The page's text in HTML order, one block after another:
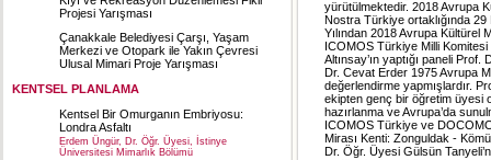
Projesi Yarışması
Çanakkale Belediyesi Çarşı, Yaşam
Merkezi ve Otopark ile Yakın Çevresi
Ulusal Mimari Proje Yarışması
KENTSEL PLANLAMA
Kentsel Bir Omurganın Embriyosu:
Londra Asfaltı
Erdem Üngür, Dr. Öğr. Üyesi, İstinye
Üniversitesi Mimarlık Bölümü
yürütülmektedir. 2018 Avrupa
Nostra Türkiye ortaklığında
Yılından 2018 Avrupa Kültürel
ICOMOS Türkiye Milli
Altınsay’ın yaptığı paneli
Dr. Cevat Erder 1975 Avrupa
değerlendirme yapmışlardır.
ekipten genç bir öğretim üyesi
hazırlanma ve Avrupa’da
ICOMOS Türkiye ve
Mirası Kenti: Zonguldak -
Dr. Öğr. Üyesi Gülsün